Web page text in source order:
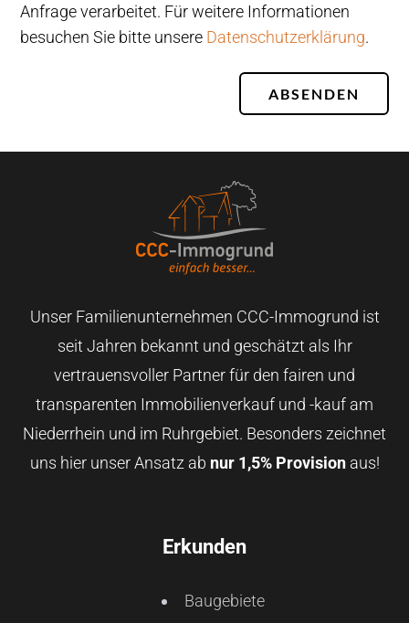
Anfrage verarbeitet. Für weitere Informationen
besuchen Sie bitte unsere Datenschutzerklärung.
ABSENDEN
Unser Familienunternehmen CCC-Immogrund ist
seit Jahren bekannt und geschätzt als Ihr
vertrauensvoller Partner für den fairen und
transparenten Immobilienverkauf und -kauf am
Niederrhein und im Ruhrgebiet. Besonders zeichnet
uns hier unser Ansatz ab nur 1,5% Provisionaus!
Erkunden
Baugebiete